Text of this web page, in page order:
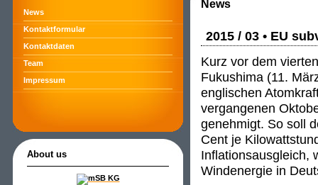
News
Kontaktformular
Kontaktdaten
Team
Impressum
About us
News
2015 / 03 • EU
Kurz vor dem
Fukushima (11.
englischen
vergangenen
genehmigt. So soll
Cent je
Inflationsausgleich,
Windenergie in